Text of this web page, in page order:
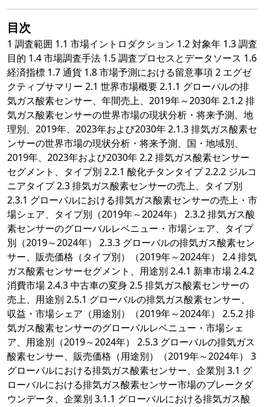
目次
1 調査範囲 1.1 市場イントロダクション 1.2 対象年 1.3 調査
目的 1.4 市場調査手法 1.5 調査プロセスとデータソース 1.6
経済指標 1.7 通貨 1.8 市場予測における留意事項 2 エグゼ
クティブサマリー 2.1 世界市場概要 2.1.1 グローバルの排
気ガス酸素センサー、年間売上、2019年～2030年 2.1.2 排
気ガス酸素センサーの世界市場の現状分析・将来予測、地
理別、2019年、2023年および2030年 2.1.3 排気ガス酸素セ
ンサーの世界市場の現状分析・将来予測、国・地域別、
2019年、2023年および2030年 2.2 排気ガス酸素センサー
セグメント、タイプ別 2.2.1 酸化チタンタイプ 2.2.2 ジルコ
ニアタイプ 2.3 排気ガス酸素センサーの売上、タイプ別
2.3.1 グローバルにおける排気ガス酸素センサーの売上・市
場シェア、タイプ別（2019年～2024年） 2.3.2 排気ガス酸
素センサーのグローバルレベニュー・市場シェア、タイプ
別（2019～2024年） 2.3.3 グローバルの排気ガス酸素セン
サー、販売価格（タイプ別）（2019年～2024年） 2.4 排気
ガス酸素センサーセグメント、用途別 2.4.1 新車市場 2.4.2
消費市場 2.4.3 中古車の変身 2.5 排気ガス酸素センサーの
売上、用途別 2.5.1 グローバルの排気ガス酸素センサー、
収益・市場シェア（用途別）（2019年～2024年） 2.5.2 排
気ガス酸素センサーのグローバルレベニュー・市場シェ
ア、用途別（2019～2024年） 2.5.3 グローバルの排気ガス
酸素センサー、販売価格（用途別）（2019年～2024年） 3
グローバルにおける排気ガス酸素センサー、企業別 3.1 グ
ローバルにおける排気ガス酸素センサー市場のブレークダ
ウンデータ、企業別 3.1.1 グローバルにおける排気ガス酸